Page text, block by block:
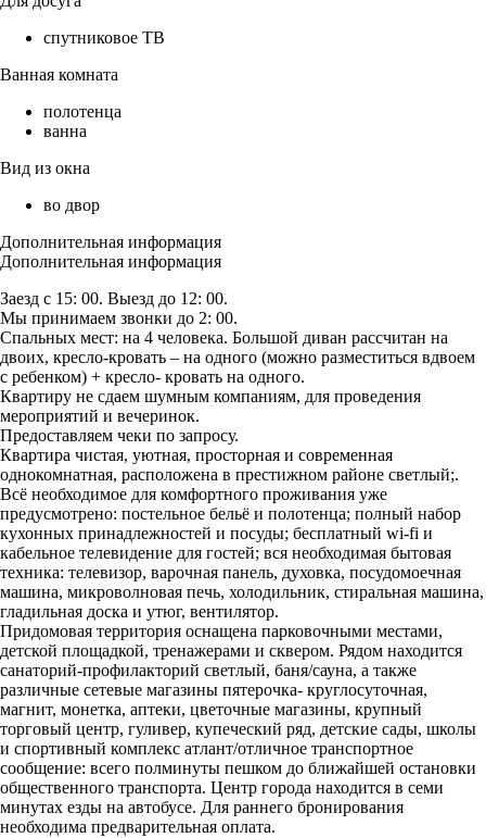
спутниковое ТВ
Ванная комната
полотенца
ванна
Вид из окна
во двор
Дополнительная информация
Дополнительная информация
Заезд с 15: 00. Выезд до 12: 00.
Мы принимаем звонки до 2: 00.
Спальных мест: на 4 человека. Большой диван рассчитан на
двоих, кресло-кровать – на одного (можно разместиться вдвоем
с ребенком) + кресло- кровать на одного.
Квартиру не сдаем шумным компаниям, для проведения
мероприятий и вечеринок.
Предоставляем чеки по запросу.
Квартира чистая, уютная, просторная и современная
однокомнатная, расположена в престижном районе светлый;.
Всё необходимое для комфортного проживания уже
предусмотрено: постельное бельё и полотенца; полный набор
кухонных принадлежностей и посуды; бесплатный wi-fi и
кабельное телевидение для гостей; вся необходимая бытовая
техника: телевизор, варочная панель, духовка, посудомоечная
машина, микроволновая печь, холодильник, стиральная машина,
гладильная доска и утюг, вентилятор.
Придомовая территория оснащена парковочными местами,
детской площадкой, тренажерами и сквером. Рядом находится
санаторий-профилакторий светлый, баня/сауна, а также
различные сетевые магазины пятерочка- круглосуточная,
магнит, монетка, аптеки, цветочные магазины, крупный
торговый центр, гуливер, купеческий ряд, детские сады, школы
и спортивный комплекс атлант/отличное транспортное
сообщение: всего полминуты пешком до ближайшей остановки
общественного транспорта. Центр города находится в семи
минутах езды на автобусе. Для раннего бронирования
необходима предварительная оплата.